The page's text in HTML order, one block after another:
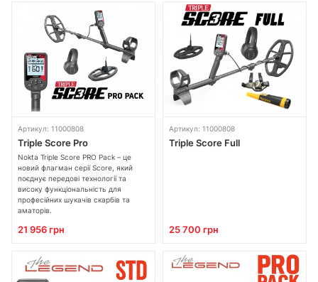
Артикул: 11000808
Triple Score Pro
Nokta Triple Score PRO Pack – це
новий флагман серії Score, який
поєднує передові технології та
високу функціональність для
професійних шукачів скарбів та
аматорів.
21 956 грн
Артикул: 11000808
Triple Score Full
25 700 грн